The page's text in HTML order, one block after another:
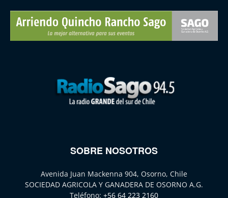
SOBRE NOSOTROS
Avenida Juan Mackenna 904, Osorno, Chile
SOCIEDAD AGRICOLA Y GANADERA DE OSORNO A.G.
Teléfono: +56 64 223 2160